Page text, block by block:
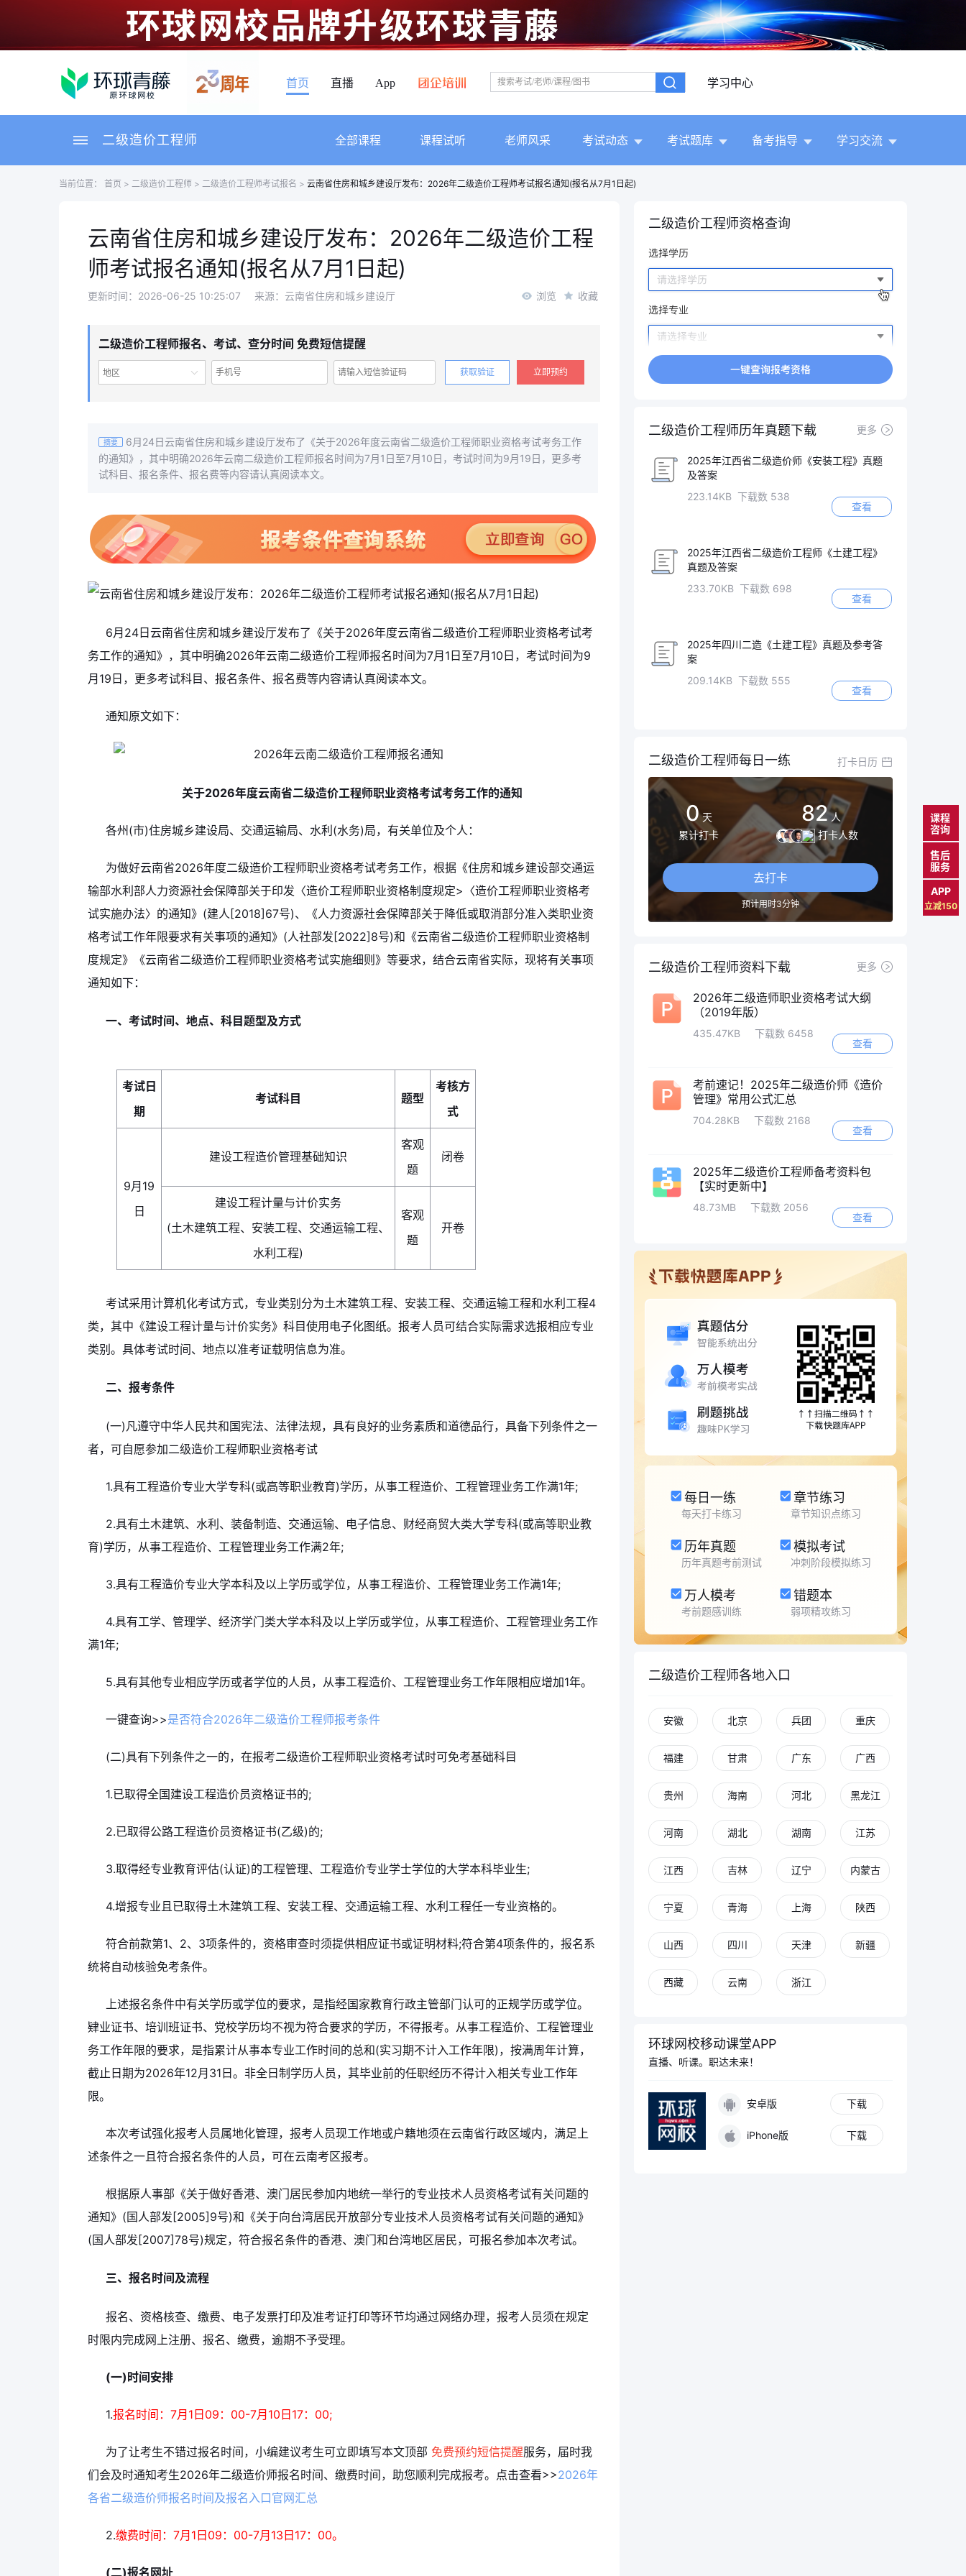
首页 直播 App 学习中心
二级造价工程师 全部课程 课程试听 老师风采 考试动态 考试题库 备考指导 学习交流
当前位置： 首页 > 二级造价工程师 > 二级造价工程师考试报名 > 云南省住房和城乡建设厅发布：2026年二级造价工程师考试报名通知(报名从7月1日起)
云南省住房和城乡建设厅发布：2026年二级造价工程
师考试报名通知(报名从7月1日起)
更新时间：2026-06-25 10:25:07 来源：云南省住房和城乡建设厅 浏览 收藏
二级造价工程师报名、考试、查分时间 免费短信提醒
地区 获取验证 立即预约
摘要
6月24日云南省住房和城乡建设厅发布了《关于2026年度云南省二级造价工程师职业资格考试考务工作
的通知》，其中明确2026年云南二级造价工程师报名时间为7月1日至7月10日，考试时间为9月19日，更多考
试科目、报名条件、报名费等内容请认真阅读本文。
6月24日云南省住房和城乡建设厅发布了《关于2026年度云南省二级造价工程师职业资格考试考
务工作的通知》，其中明确2026年云南二级造价工程师报名时间为7月1日至7月10日，考试时间为9
月19日，更多考试科目、报名条件、报名费等内容请认真阅读本文。
通知原文如下：
关于2026年度云南省二级造价工程师职业资格考试考务工作的通知
各州(市)住房城乡建设局、交通运输局、水利(水务)局，有关单位及个人：
为做好云南省2026年度二级造价工程师职业资格考试考务工作，根据《住房和城乡建设部交通运
输部水利部人力资源社会保障部关于印发〈造价工程师职业资格制度规定>〈造价工程师职业资格考
试实施办法〉的通知》(建人[2018]67号)、《人力资源社会保障部关于降低或取消部分准入类职业资
格考试工作年限要求有关事项的通知》(人社部发[2022]8号)和《云南省二级造价工程师职业资格制
度规定》《云南省二级造价工程师职业资格考试实施细则》等要求，结合云南省实际，现将有关事项
通知如下：
一、考试时间、地点、科目题型及方式
考试日
期
考试科目 题型
考核方
式
9月19
日
建设工程造价管理基础知识
客观
题
闭卷
建设工程计量与计价实务
(土木建筑工程、安装工程、交通运输工程、
水利工程)
客观
题
开卷
考试采用计算机化考试方式，专业类别分为土木建筑工程、安装工程、交通运输工程和水利工程4
类，其中《建设工程计量与计价实务》科目使用电子化图纸。报考人员可结合实际需求选报相应专业
类别。具体考试时间、地点以准考证载明信息为准。
二、报考条件
(一)凡遵守中华人民共和国宪法、法律法规，具有良好的业务素质和道德品行，具备下列条件之一
者，可自愿参加二级造价工程师职业资格考试
1.具有工程造价专业大学专科(或高等职业教育)学历，从事工程造价、工程管理业务工作满1年;
2.具有土木建筑、水利、装备制造、交通运输、电子信息、财经商贸大类大学专科(或高等职业教
育)学历，从事工程造价、工程管理业务工作满2年;
3.具有工程造价专业大学本科及以上学历或学位，从事工程造价、工程管理业务工作满1年;
4.具有工学、管理学、经济学门类大学本科及以上学历或学位，从事工程造价、工程管理业务工作
满1年;
5.具有其他专业相应学历或者学位的人员，从事工程造价、工程管理业务工作年限相应增加1年。
一键查询>>是否符合2026年二级造价工程师报考条件
(二)具有下列条件之一的，在报考二级造价工程师职业资格考试时可免考基础科目
1.已取得全国建设工程造价员资格证书的;
2.已取得公路工程造价员资格证书(乙级)的;
3.取得经专业教育评估(认证)的工程管理、工程造价专业学士学位的大学本科毕业生;
4.增报专业且已取得土木建筑工程、安装工程、交通运输工程、水利工程任一专业资格的。
符合前款第1、2、3项条件的，资格审查时须提供相应证书或证明材料;符合第4项条件的，报名系
统将自动核验免考条件。
上述报名条件中有关学历或学位的要求，是指经国家教育行政主管部门认可的正规学历或学位。
肄业证书、培训班证书、党校学历均不视为符合要求的学历，不得报考。从事工程造价、工程管理业
务工作年限的要求，是指累计从事本专业工作时间的总和(实习期不计入工作年限)，按满周年计算，
截止日期为2026年12月31日。非全日制学历人员，其毕业前的任职经历不得计入相关专业工作年
限。
本次考试强化报考人员属地化管理，报考人员现工作地或户籍地须在云南省行政区域内，满足上
述条件之一且符合报名条件的人员，可在云南考区报考。
根据原人事部《关于做好香港、澳门居民参加内地统一举行的专业技术人员资格考试有关问题的
通知》(国人部发[2005]9号)和《关于向台湾居民开放部分专业技术人员资格考试有关问题的通知》
(国人部发[2007]78号)规定，符合报名条件的香港、澳门和台湾地区居民，可报名参加本次考试。
三、报名时间及流程
报名、资格核查、缴费、电子发票打印及准考证打印等环节均通过网络办理，报考人员须在规定
时限内完成网上注册、报名、缴费，逾期不予受理。
(一)时间安排
1.报名时间：7月1日09：00-7月10日17：00;
为了让考生不错过报名时间，小编建议考生可立即填写本文顶部 免费预约短信提醒服务，届时我
们会及时通知考生2026年二级造价师报名时间、缴费时间，助您顺利完成报考。 点击查看>>2026年
各省二级造价师报名时间及报名入口官网汇总
2.缴费时间：7月1日09：00-7月13日17：00。
(二)报名网址
二级造价工程师资格查询
二级造价工程师历年真题下载 更多
2025年江西省二级造价师《安装工程》真题
及答案
223.14KB 下载数 538
查看
2025年江西省二级造价工程师《土建工程》
真题及答案
233.70KB 下载数 698
查看
2025年四川二造《土建工程》真题及参考答
案
209.14KB 下载数 555
查看
二级造价工程师每日一练 打卡日历
0 天
累计打卡
82 人
打卡人数
去打卡
预计用时3分钟
二级造价工程师资料下载 更多
2026年二级造师职业资格考试大纲
（2019年版）
435.47KB
下载数 6458
查看
考前速记！2025年二级造价师《造价
管理》常用公式汇总
704.28KB
下载数 2168
查看
2025年二级造价工程师备考资料包
【实时更新中】
48.73MB
下载数 2056
查看
每日一练
每天打卡练习
章节练习
章节知识点练习
历年真题
历年真题考前测试
模拟考试
冲刺阶段模拟练习
万人模考
考前题感训练
错题本
弱项精攻练习
二级造价工程师各地入口
安徽 北京 兵团 重庆
福建 甘肃 广东 广西
贵州 海南 河北 黑龙江
河南 湖北 湖南 江苏
江西 吉林 辽宁 内蒙古
宁夏 青海 上海 陕西
山西 四川 天津 新疆
西藏 云南 浙江
环球网校移动课堂APP
直播、听课。职达未来！
安卓版 下载
iPhone版 下载
课程
咨询
售后
服务
APP
立减150